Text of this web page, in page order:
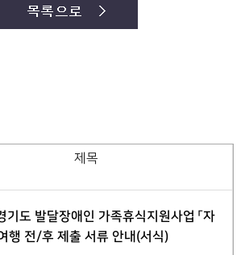
제목
도 발달장애인 가족휴식지원사업 「자
행 전/후 제출 서류 안내(서식)